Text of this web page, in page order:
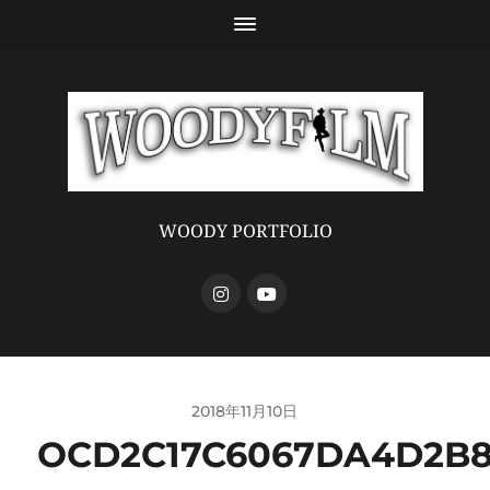
WOODY PORTFOLIO
2018年11月10日